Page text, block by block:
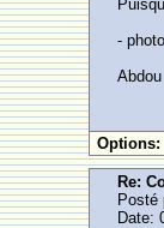
-
Abdou
Options:
Re:
Posté
Date: